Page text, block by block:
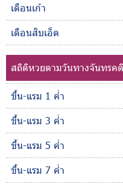
เดือนเก้า
เดือนสิบเอ็ด
สถิติหวยตามวันทางจันทรคติ
ขึ้น-แรม 1 ค่ำ
ขึ้น-แรม 3 ค่ำ
ขึ้น-แรม 5 ค่ำ
ขึ้น-แรม 7 ค่ำ